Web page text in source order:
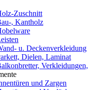
Zuschnitt
, Kantholz
u. Deckenverkleidung
Dielen, Laminat
Verkleidungen,
und Zargen